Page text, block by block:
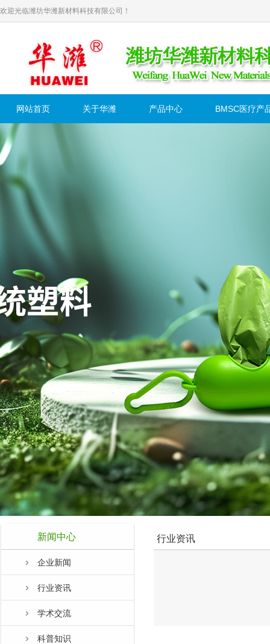
欢迎光临潍坊华潍新材料科技有限公司！
网站首页 关于华潍 产品中心 BMSC医疗产
新闻中心
企业新闻
行业资讯
学术交流
科普知识
行业资讯